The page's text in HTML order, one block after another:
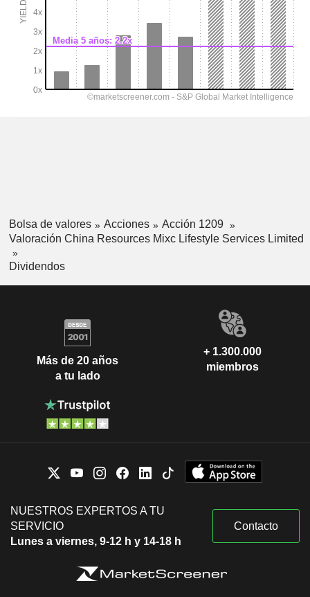
Bolsa de valores Acciones
Acción 1209
Valoración China Resources Mixc Lifestyle Services Limited
Dividendos
Más de 20 años
a tu lado
+ 1.300.000
miembros
NUESTROS EXPERTOS A TU
SERVICIO
Lunes a viernes, 9-12 h y 14-18 h
Contacto